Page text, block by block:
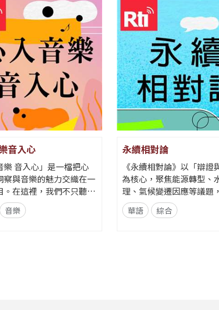
音入心
樂 音入心」是一檔把心
察與音樂的魅力交織在一
。在這裡，我們不只聽
歌裡的情緒、故事與心
出音樂
永續相對論
《永續相對論》以「辯證
為核心，聚焦能源轉型、
理、氣候變遷因應等議題
不同立場與專業背景的來
話。節目以每月一題、四
華語 綜合